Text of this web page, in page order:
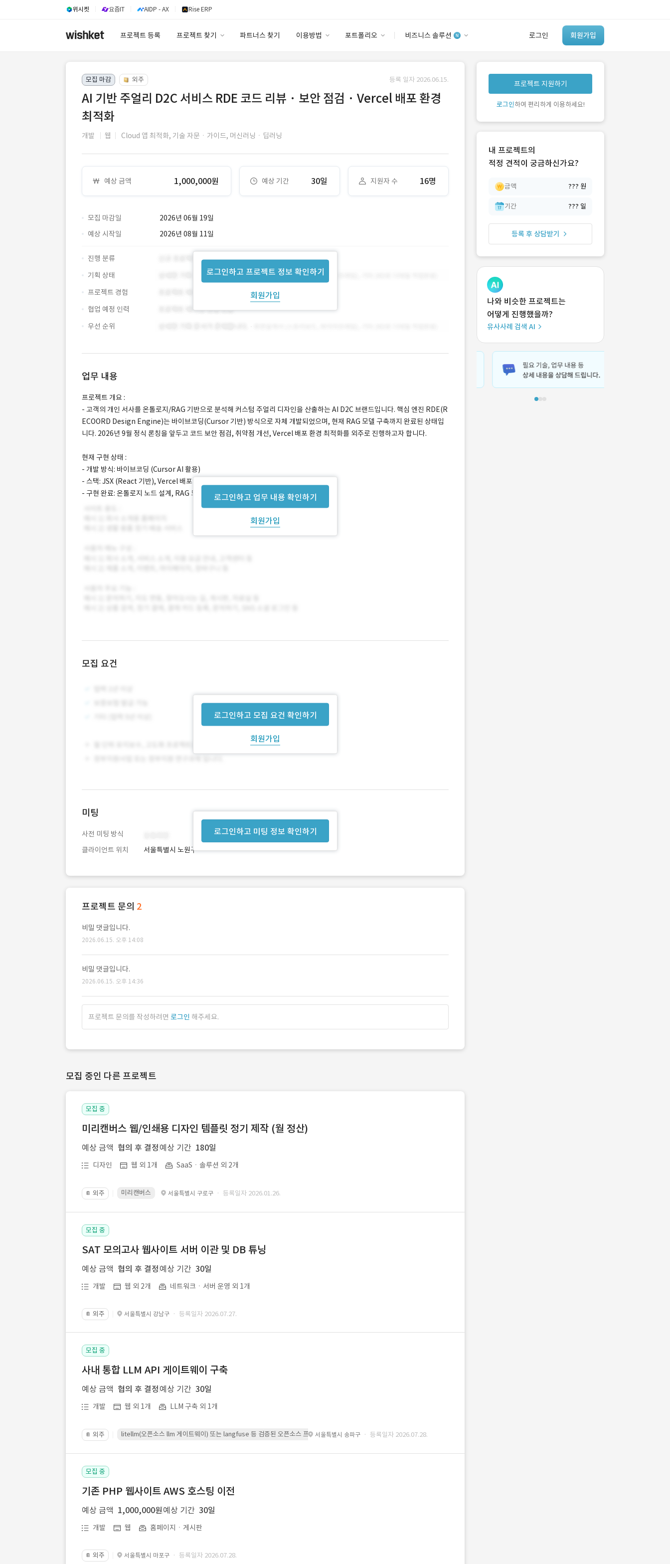
위시켓 요즘IT AIDP - AX Rise ERP
프로젝트 등록 프로젝트 찾기 파트너스 찾기 이용방법 포트폴리오 비즈니스 솔루션 로그인 회원가입
이용요금
고객센터
안심 코드 케어
솔루션 마켓
스토어
유사사례 검색 AI
‘이런 거’ 만들어본
개발 회사 있어?
모집 마감 외주 등록 일자 2026.06.15.
AI 기반 주얼리 D2C 서비스 RDE 코드 리뷰 · 보안 점검 · Vercel 배포 환경
최적화
개발 웹 Cloud 앱 최적화, 기술 자문ㆍ가이드, 머신러닝ㆍ딥러닝
예상 금액 1,000,000원 예상 기간 30일 지원자 수 16명
모집 마감일 2026년 06월 19일
로그인하고 프로젝트 정보 확인하기
회원가입
예상 시작일 2026년 08월 11일
진행 분류
기획 상태
프로젝트 경험
협업 예정 인력
우선 순위
업무 내용
로그인하고 업무 내용 확인하기
회원가입
프로젝트 개요 :
- 고객의 개인 서사를 온톨로지/RAG 기반으로 분석해 커스텀 주얼리 디자인을 산출하는 AI D2C 브랜드입니다. 핵심 엔진 RDE(R
ECOORD Design Engine)는 바이브코딩(Cursor 기반) 방식으로 자체 개발되었으며, 현재 RAG 모델 구축까지 완료된 상태입
니다. 2026년 9월 정식 론칭을 앞두고 코드 보안 점검, 취약점 개선, Vercel 배포 환경 최적화를 외주로 진행하고자 합니다.
현재 구현 상태 :
- 개발 방식: 바이브코딩 (Cursor AI 활용)
- 스택: JSX (React 기반), Vercel 배포
- 구현 완료: 온톨로지 노드 설계, RAG 모델 구축
모집 요건
로그인하고 모집 요건 확인하기
회원가입
로그인하고 미팅 정보 확인하기
미팅
사전 미팅 방식
클라이언트 위치
서울특별시 노원구
프로젝트 문의 2
비밀 댓글입니다.
2026.06.15. 오후 14:08
비밀 댓글입니다.
2026.06.15. 오후 14:36
프로젝트 문의를 작성하려면 로그인 해주세요.
모집 중인 다른 프로젝트
모집 중
미리캔버스 웹/인쇄용 디자인 템플릿 정기 제작 (월 정산)
예상 금액 협의 후 결정 예상 기간 180일
디자인 웹 외 1개 SaaSㆍ솔루션 외 2개
📔 외주 미리캔버스 서울특별시 구로구 · 등록일자 2026.01.26.
모집 중
SAT 모의고사 웹사이트 서버 이관 및 DB 튜닝
예상 금액 협의 후 결정 예상 기간 30일
개발 웹 외 2개 네트워크ㆍ서버 운영 외 1개
📔 외주 서울특별시 강남구 · 등록일자 2026.07.27.
모집 중
사내 통합 LLM API 게이트웨이 구축
예상 금액 협의 후 결정 예상 기간 30일
개발 웹 외 1개 LLM 구축 외 1개
📔 외주 litellm(오픈소스 llm 게이트웨이) 또는 langfuse 등 검증된 오픈소스 프레임워크를 기반으로 시스템을 구축
서울특별시 송파구 · 등록일자 2026.07.28.
모집 중
기존 PHP 웹사이트 AWS 호스팅 이전
예상 금액 1,000,000원 예상 기간 30일
개발 웹 홈페이지ㆍ게시판
📔 외주 서울특별시 마포구 · 등록일자 2026.07.28.
프로젝트 지원하기
로그인하여 편리하게 이용하세요!
내 프로젝트의
적정 견적이 궁금하신가요?
금액 ??? 원
기간 ??? 일
등록 후 상담받기
나와 비슷한 프로젝트는
어떻게 진행했을까?
유사사례 검색 AI